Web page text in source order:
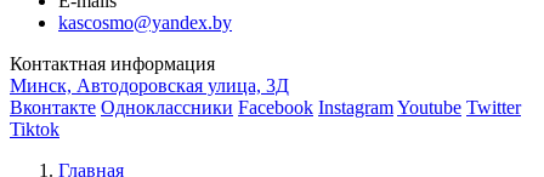
kascosmo@yandex.by
Контактная информация
Минск, Автодоровская улица, 3Д
Вконтакте Одноклассники Facebook InstagramYoutube Twitter
Tiktok
Главная